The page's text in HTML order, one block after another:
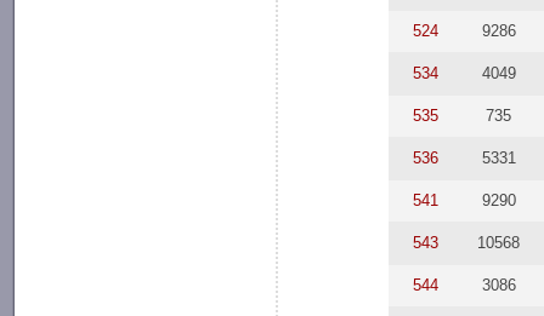
524 9286
534 4049
535 735
536 5331
541 9290
543 10568
544 3086